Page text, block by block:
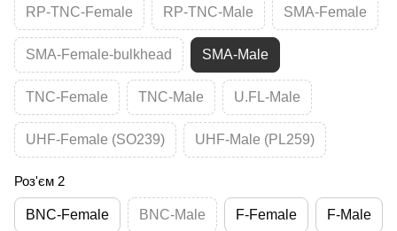
RP-TNC-Female RP-TNC-Male SMA-Female
SMA-Female-bulkhead SMA-Male
TNC-Female TNC-Male U.FL-Male
UHF-Female (SO239) UHF-Male (PL259)
Роз'єм 2
BNC-Female BNC-Male F-Female F-Male